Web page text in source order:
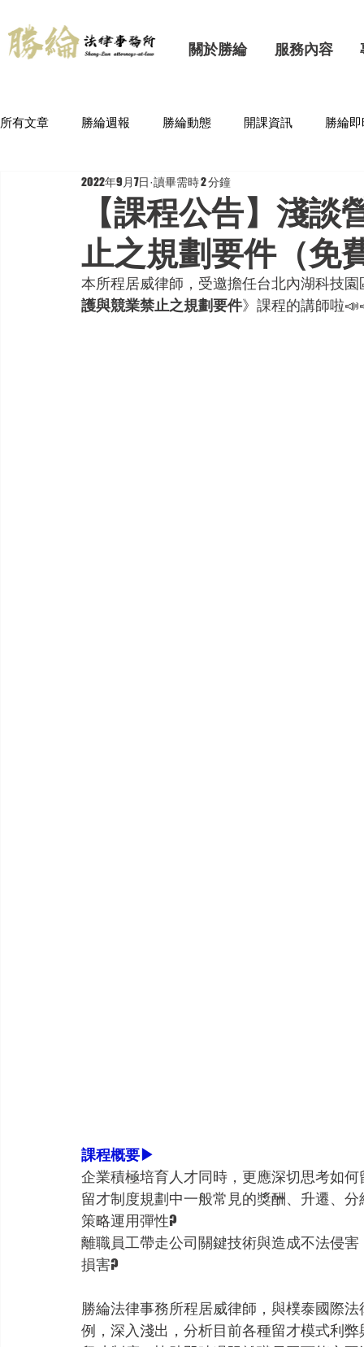
關於勝綸 服務內容
所有文章 勝綸週報 勝綸動態 開課資訊 勝綸
【課程公告】淺
止之規劃要件（免
2022年9月7日 讀畢需時 2 分鐘
本所程居威律師，受邀擔任台北內湖科技
護與競業禁止之規劃要件》課程的講師啦
課程概要▶
企業積極培育人才同時，更應深切思考如
留才制度規劃中一般常見的獎酬、升遷、
策略運用彈性?
離職員工帶走公司關鍵技術與造成不法侵
損害?
勝綸法律事務所程居威律師，與樸泰國際
例，深入淺出，分析目前各種留才模式利